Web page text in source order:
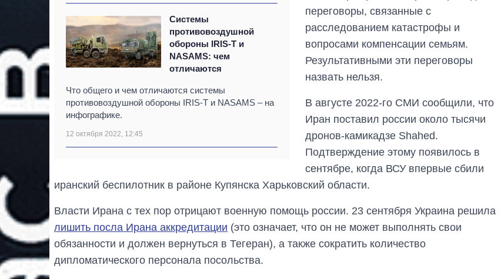
Системы
противовоздушной
обороны IRIS-T и
NASAMS: чем
отличаются
Что общего и чем отличаются системы
противовоздушной обороны IRIS-T и NASAMS – на
инфографике.
12 октября 2022, 12:45
переговоры, связанные с
расследованием катастрофы и
вопросами компенсации семьям.
Результативными эти переговоры
назвать нельзя.
В августе 2022-го СМИ сообщили, что
Иран поставил россии около тысячи
дронов-камикадзе Shahed.
Подтверждение этому появилось в
сентябре, когда ВСУ впервые сбили
иранский беспилотник в районе Купянска Харьковский области.
Власти Ирана с тех пор отрицают военную помощь россии. 23 сентября Украина решила
лишить посла Ирана аккредитации (это означает, что он не может выполнять свои
обязанности и должен вернуться в Тегеран), а также сократить количество
дипломатического персонала посольства.